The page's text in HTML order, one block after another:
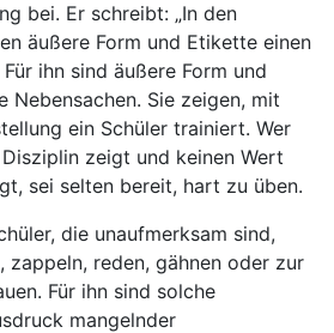
bei. Er schreibt: „In den
äußere Form und Etikette einen
ihn sind äußere Form und
Nebensachen. Sie zeigen, mit
ein Schüler trainiert. Wer
zeigt und keinen Wert
sei selten bereit, hart zu üben.
die unaufmerksam sind,
zappeln, reden, gähnen oder zur
Für ihn sind solche
mangelnder